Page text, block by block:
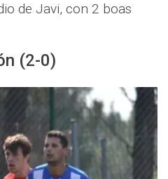
de Javi, con 2 boas
(2-0)